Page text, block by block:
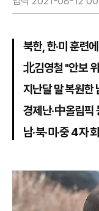
북한, 한·미 훈련
北김영철 "안보
지난달 말 복원한
경제난·中올림픽
남·북·미·중 4자